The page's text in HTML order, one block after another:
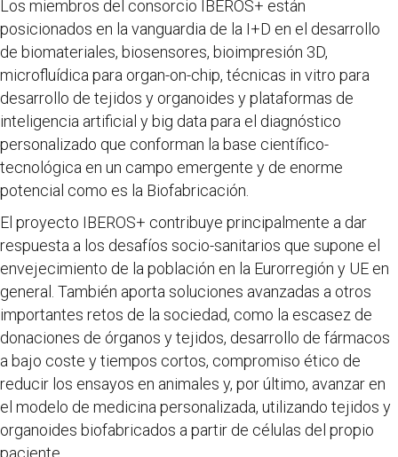
Los miembros del consorcio IBEROS+ están
posicionados en la vanguardia de la I+D en el desarrollo
de biomateriales, biosensores, bioimpresión 3D,
microfluídica para organ-on-chip, técnicas in vitro para
desarrollo de tejidos y organoides y plataformas de
inteligencia artificial y big data para el diagnóstico
personalizado que conforman la base científico-
tecnológica en un campo emergente y de enorme
potencial como es la Biofabricación.
El proyecto IBEROS+ contribuye principalmente a dar
respuesta a los desafíos socio-sanitarios que supone el
envejecimiento de la población en la Eurorregión y UE en
general. También aporta soluciones avanzadas a otros
importantes retos de la sociedad, como la escasez de
donaciones de órganos y tejidos, desarrollo de fármacos
a bajo coste y tiempos cortos, compromiso ético de
reducir los ensayos en animales y, por último, avanzar en
el modelo de medicina personalizada, utilizando tejidos y
organoides biofabricados a partir de células del propio
paciente.